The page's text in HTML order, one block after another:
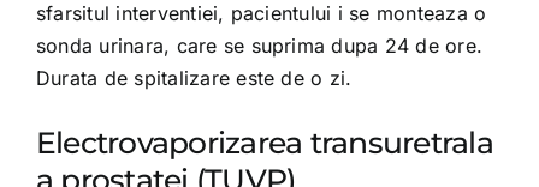
sfarsitul interventiei, pacientului i se monteaza o
sonda urinara, care se suprima dupa 24 de ore.
Durata de spitalizare este de o zi.
Electrovaporizarea transuretrala
a prostatei (TUVP)